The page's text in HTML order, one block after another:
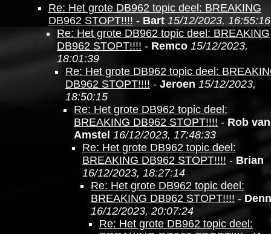
Re: Het grote DB962 topic deel: BREAKING
DB962 STOPT!!!! - Bart 15/12/2023, 16:55:16
Re: Het grote DB962 topic deel: BREAKING
DB962 STOPT!!!! - Remco 15/12/2023,
18:01:39
Re: Het grote DB962 topic deel:
DB962 STOPT!!!! - Jeroen 15/12/2023,
18:50:15
Re: Het grote DB962 topic deel:
BREAKING DB962 STOPT!!!! - Rob van
Amstel 16/12/2023, 17:48:33
Re: Het grote DB962 topic deel:
BREAKING DB962 STOPT!!!! - Brian
16/12/2023, 18:27:14
Re: Het grote DB962 topic deel:
BREAKING DB962 STOPT!!!! -
16/12/2023, 20:07:24
Re: Het grote DB962 topic deel: